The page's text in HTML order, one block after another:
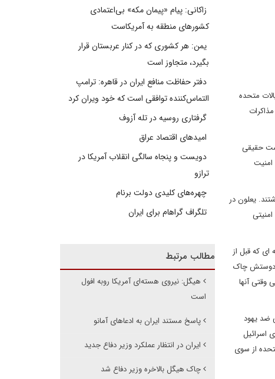
ایالات متحده
حقیقی
یعلون در
ای که قبل از
دوستش چاک
وقتی آنها
ضد یهود
اسرائیل
از سوی
زاکانی: پیام «پیمان مکه» بی‌اعتمادی
کشورهای منطقه به آمریکاست
یمن: هر کشوری که در کنار عربستان قرار
بگیرد، متجاوز است
دفتر حفاظت منافع ایران در قاهره: ترامپ
التماس‌کننده توافقی است که خود ویران کرد
گرفتاری روسیه در تله آزوف
امیدهای اقتصاد عراق
دویست و پنجاه سالگی انقلاب آمریکا در
ترازو
چهره‌های کلیدی دولت برنام
تلگراف گراهام برای ایران
مطالب مرتبط
هیگل: نیروی هسته‌‎ای آمریکا روبه افول
است
پاسخ مستند ایران به ادعاهای آمانو
ایران در انتظار عملکرد وزیر دفاع جدید
چاک هیگل بالاخره وزیر دفاع شد